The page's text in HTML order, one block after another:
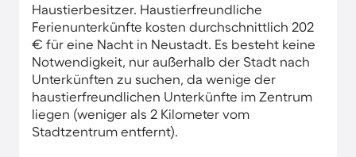
Haustierbesitzer. Haustierfreundliche
Ferienunterkünfte kosten durchschnittlich 202
€ für eine Nacht in Neustadt. Es besteht keine
Notwendigkeit, nur außerhalb der Stadt nach
Unterkünften zu suchen, da wenige der
haustierfreundlichen Unterkünfte im Zentrum
liegen (weniger als 2 Kilometer vom
Stadtzentrum entfernt).